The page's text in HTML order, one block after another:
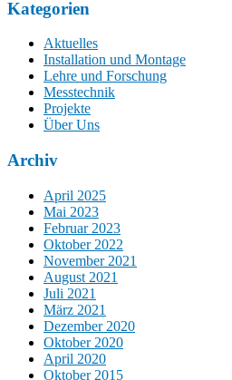
Kategorien
Aktuelles
Installation und Montage
Lehre und Forschung
Messtechnik
Projekte
Über Uns
Archiv
April 2025
Mai 2023
Februar 2023
Oktober 2022
November 2021
August 2021
Juli 2021
März 2021
Dezember 2020
Oktober 2020
April 2020
Oktober 2015